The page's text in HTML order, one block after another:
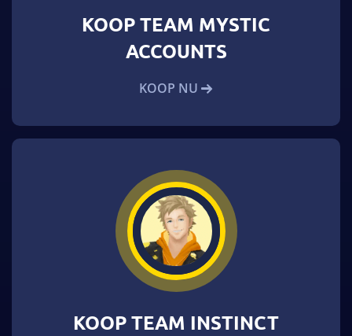
KOOP TEAM MYSTIC
ACCOUNTS
KOOP NU
KOOP TEAM INSTINCT